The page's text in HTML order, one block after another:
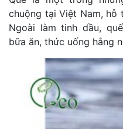
chuộng tại Việt Nam, hỗ
Ngoài làm tinh dầu,
bữa ăn, thức uống hằng